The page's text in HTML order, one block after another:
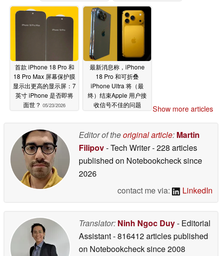
首款 iPhone 18 Pro 和
18 Pro Max 屏幕保护膜
显示出更高的显示屏：7
英寸 iPhone 是否即将
面世？ 05/23/2026
最新消息称，iPhone
18 Pro 和可折叠
iPhone Ultra 将（最
终）结束Apple 用户接
收信号不佳的问题
Show more articles
Editor of theoriginal article: Martin
Filipov- Tech Writer- 228 articles
published on Notebookchecksince
2026
contact me via:
LinkedIn
Translator: Ninh Ngoc Duy- Editorial
Assistant- 816412 articles published
on Notebookchecksince 2008